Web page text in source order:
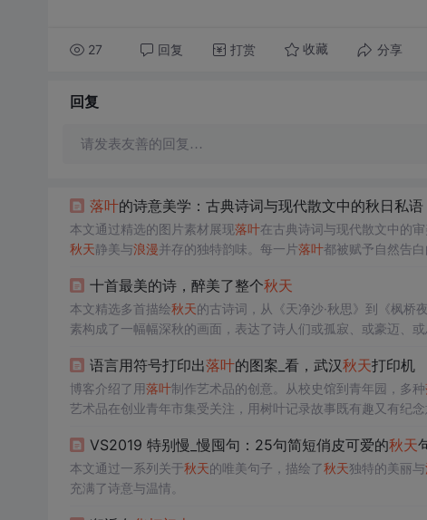
27 回复 打赏 收藏 分享
回复
请发表友善的回复…
落叶的诗意美学：古典诗词与现代散文中的秋日私语
本文通过精选的图片素材展现落叶在古典诗词与现代散文中的
秋天静美与浪漫并存的独特韵味。每一片落叶都被赋予自然告白
十首最美的诗，醉美了整个秋天
本文精选多首描绘秋天的古诗词，从《天净沙·秋思》到《枫桥
素构成了一幅幅深秋的画面，表达了诗人们或孤寂、或豪迈、
语言用符号打印出落叶的图案_看，武汉秋天打印机
博客介绍了用落叶制作艺术品的创意。从校史馆到青年园，多种
艺术品在创业青年市集受关注，用树叶记录故事既有趣又有纪念
VS2019 特别慢_慢囤句：25句简短俏皮可爱的秋天
本文通过一系列关于秋天的唯美句子，描绘了秋天独特的美丽与
充满了诗意与温情。